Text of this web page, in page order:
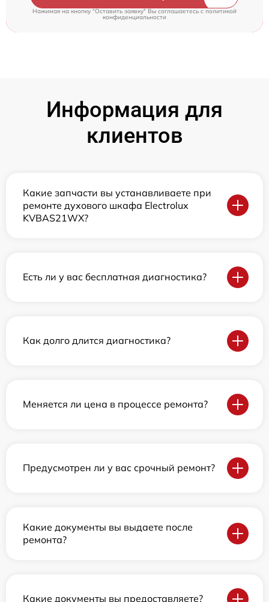
Нажимая на кнопку "Оставить заявку" Вы соглашаетесь cполитикой
конфиденциальности
Информация для
клиентов
Какие запчасти вы устанавливаете при
ремонте духового шкафа Electrolux
KVBAS21WX?
Есть ли у вас бесплатная диагностика?
Как долго длится диагностика?
Меняется ли цена в процессе ремонта?
Предусмотрен ли у вас срочный ремонт?
Какие документы вы выдаете после
ремонта?
Какие документы вы предоставляете?